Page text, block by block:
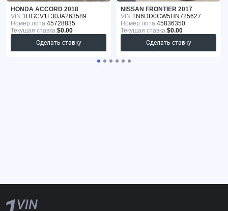
HONDA ACCORD 2018
VIN:1HGCV1F30JA263589
Номер лота:45728835
Текущая ставка:$0.00
Сделать ставку
NISSAN FRONTIER 2017
VIN:1N6DD0CW5HN725627
Номер лота:45836350
Текущая ставка:$0.00
Сделать ставку